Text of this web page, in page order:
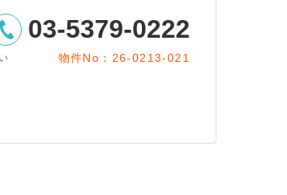
03-5379-0222
物件No：26-0213-021